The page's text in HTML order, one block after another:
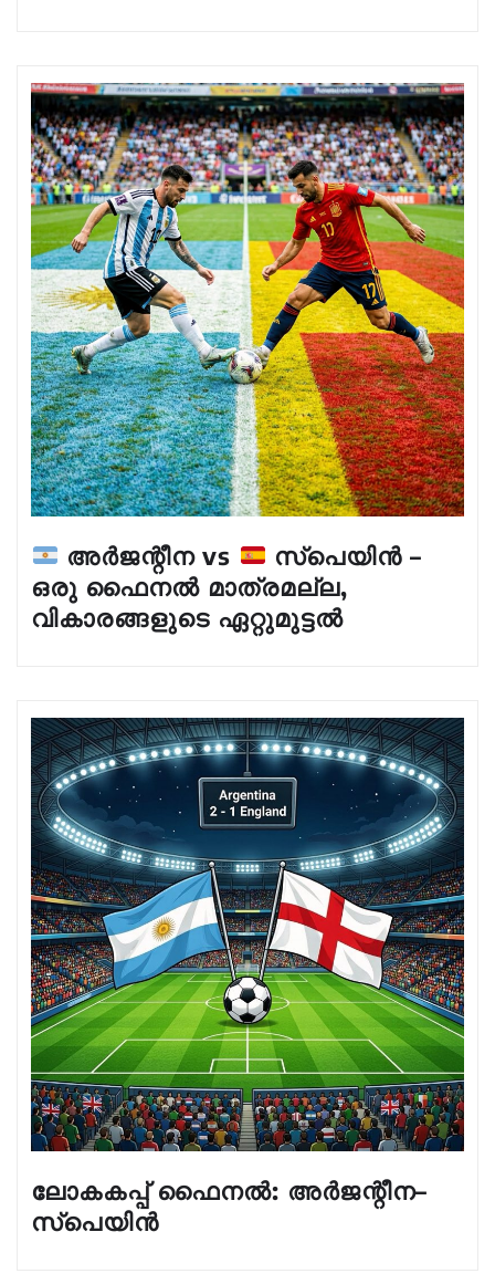
അർജന്റീന vs
സ്പെയിൻ –
ഒരു ഫൈനൽ മാത്രമല്ല,
വികാരങ്ങളുടെ ഏറ്റുമുട്ടൽ
ലോകകപ്പ് ഫൈനൽ: അർജന്റീന–
സ്പെയിൻ